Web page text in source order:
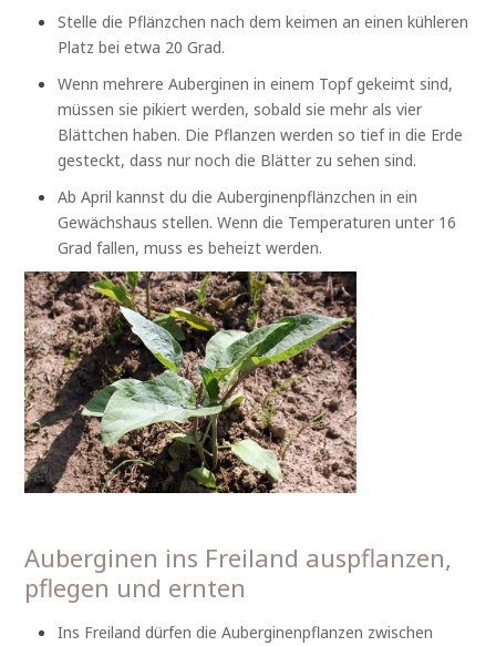
Stelle die Pflänzchen nach dem keimen an einen kühleren
Platz bei etwa 20 Grad.
Wenn mehrere Auberginen in einem Topf gekeimt sind,
müssen sie pikiert werden, sobald sie mehr als vier
Blättchen haben. Die Pflanzen werden so tief in die Erde
gesteckt, dass nur noch die Blätter zu sehen sind.
Ab April kannst du die Auberginenpflänzchen in ein
Gewächshaus stellen. Wenn die Temperaturen unter 16
Grad fallen, muss es beheizt werden.
Auberginen ins Freiland auspflanzen,
pflegen und ernten
Ins Freiland dürfen die Auberginenpflanzen zwischen